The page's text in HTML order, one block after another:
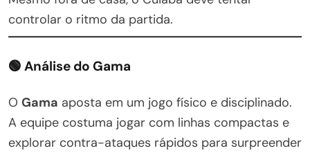
controlar o ritmo da partida.
🟢 Análise do Gama
O Gama aposta em um jogo físico e disciplinado.
A equipe costuma jogar com linhas compactas e
explorar contra-ataques rápidos para surpreender